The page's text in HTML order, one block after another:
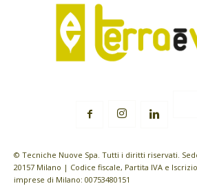
© Tecniche Nuove Spa. Tutti i diritti riservati.
20157 Milano | Codice fiscale, Partita IVA e
imprese di Milano: 00753480151